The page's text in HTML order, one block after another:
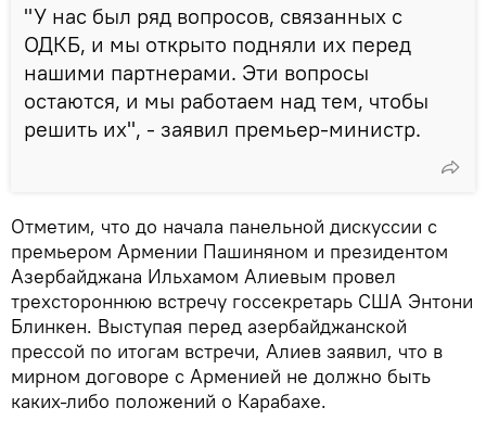
"У нас был ряд вопросов, связанных с
ОДКБ, и мы открыто подняли их перед
нашими партнерами. Эти вопросы
остаются, и мы работаем над тем, чтобы
решить их", - заявил премьер-министр.
Отметим, что до начала панельной дискуссии с
премьером Армении Пашиняном и президентом
Азербайджана Ильхамом Алиевым провел
трехстороннюю встречу госсекретарь США Энтони
Блинкен. Выступая перед азербайджанской
прессой по итогам встречи, Алиев заявил, что в
мирном договоре с Арменией не должно быть
каких-либо положений о Карабахе.